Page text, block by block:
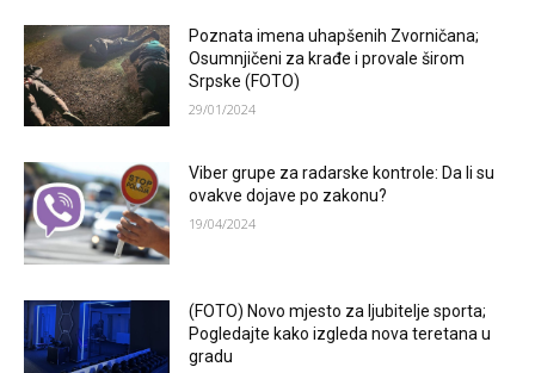
Poznata imena uhapšenih Zvorničana;
Osumnjičeni za krađe i provale širom
Srpske (FOTO)
29/01/2024
Viber grupe za radarske kontrole: Da li su
ovakve dojave po zakonu?
19/04/2024
(FOTO) Novo mjesto za ljubitelje sporta;
Pogledajte kako izgleda nova teretana u
gradu